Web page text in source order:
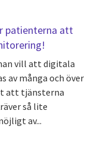
patienterna att
vill att digitala
av många och över
att tjänsterna
så lite
av...